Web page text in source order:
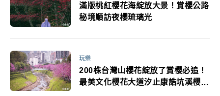
滿版桃紅櫻花海綻放大景！賞櫻公路
秘境順訪夜櫻琉璃光
玩樂
200株台灣山櫻花綻放了賞櫻必追！
最美文化櫻花大道汐止康誥坑溪櫻花